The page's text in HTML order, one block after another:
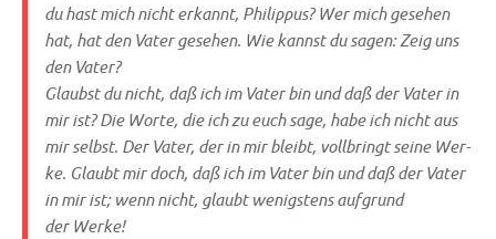
du hast mich nicht erkannt, Phil­ip­pus? Wer mich gese­hen
hat, hat den Vater gese­hen. Wie kannst du sagen: Zeig uns
den Vater?
Glaubst du nicht, daß ich im Vater bin und daß der Vater in
mir ist? Die Wor­te, die ich zu euch sage, habe ich nicht aus
mir selbst. Der Vater, der in mir bleibt, voll­bringt sei­ne Wer­
ke. Glaubt mir doch, daß ich im Vater bin und daß der Vater
in mir ist; wenn nicht, glaubt wenig­stens auf­grund
der Werke!